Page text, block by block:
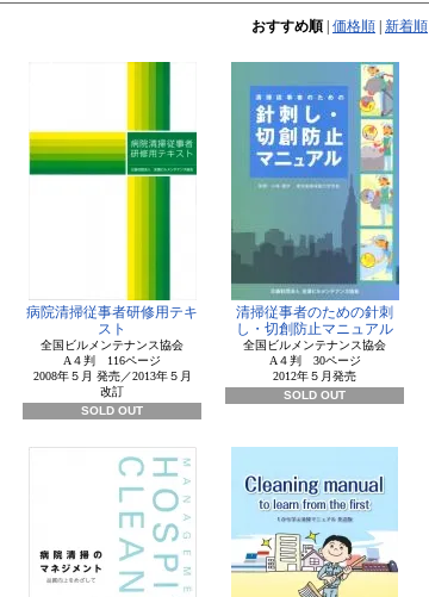
おすすめ順 価格順 新着順
病院清掃従事者研修用テキ
スト
全国ビルメンテナンス協会
A４判 116ページ
2008年５月 発売／2013年５月
改訂
SOLD OUT
清掃従事者のための針刺
し・切創防止マニュアル
全国ビルメンテナンス協会
A４判 30ページ
2012年５月発売
SOLD OUT